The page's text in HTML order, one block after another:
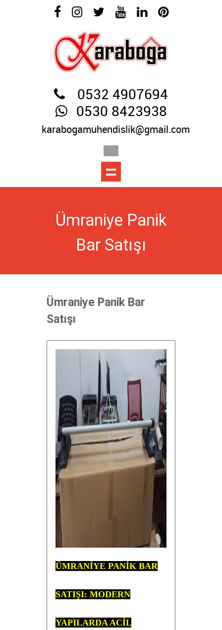
0532 4907694
0530 8423938
karabogamuhendislik@gmail.com
Ümraniye Panik
Bar Satışı
Ümraniye Panik Bar
Satışı
ÜMRANİYE PANİK BAR
SATIŞI: MODERN
YAPILARDA ACİL